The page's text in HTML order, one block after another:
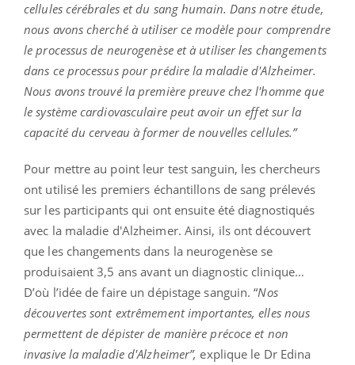
cellules cérébrales et du sang humain. Dans notre étude,
nous avons cherché à utiliser ce modèle pour comprendre
le processus de neurogenèse et à utiliser les changements
dans ce processus pour prédire la maladie d'Alzheimer.
Nous avons trouvé la première preuve chez l'homme que
le système cardiovasculaire peut avoir un effet sur la
capacité du cerveau à former de nouvelles cellules.”
Pour mettre au point leur test sanguin, les chercheurs
ont utilisé les premiers échantillons de sang prélevés
sur les participants qui ont ensuite été diagnostiqués
avec la maladie d'Alzheimer. Ainsi, ils ont découvert
que les changements dans la neurogenèse se
produisaient 3,5 ans avant un diagnostic clinique…
D’où l’idée de faire un dépistage sanguin. “Nos
découvertes sont extrêmement importantes, elles nous
permettent de dépister de manière précoce et non
invasive la maladie d'Alzheimer”, explique le Dr Edina